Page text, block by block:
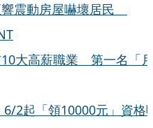
震動房屋嚇壞居民
大高薪職業 第一名「月
2起「領10000元」資格